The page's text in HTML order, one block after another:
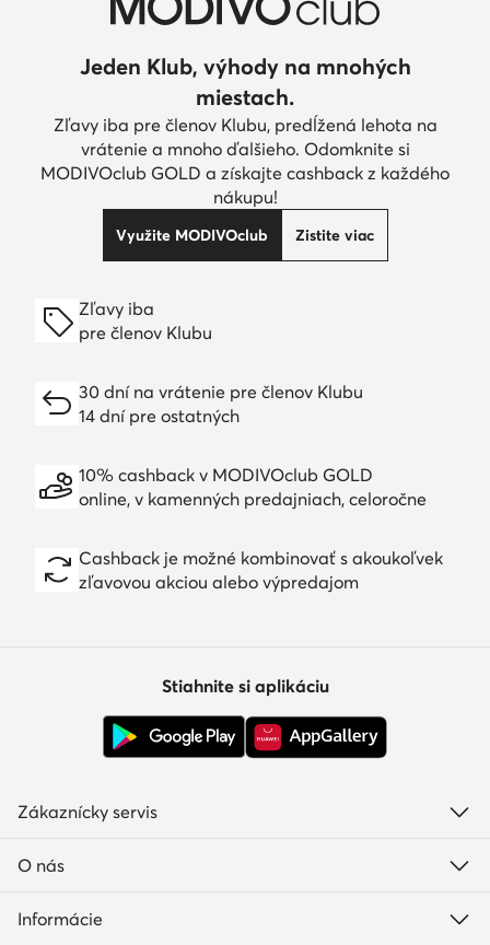
Jeden Klub, výhody na mnohých
miestach.
Zľavy iba pre členov Klubu, predĺžená lehota na
vrátenie a mnoho ďalšieho. Odomknite si
MODIVOclub GOLD a získajte cashback z každého
nákupu!
Využite MODIVOclub Zistite viac
Zľavy iba
pre členov Klubu
30 dní na vrátenie pre členov Klubu
14 dní pre ostatných
10% cashback v MODIVOclub GOLD
online, v kamenných predajniach, celoročne
Cashback je možné kombinovať s akoukoľvek
zľavovou akciou alebo výpredajom
Stiahnite si aplikáciu
Zákaznícky servis
O nás
Informácie